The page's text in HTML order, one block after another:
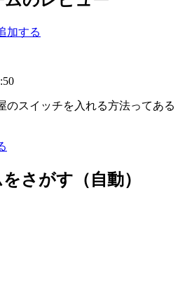
加する
のスイッチを入れる方法ってある
さがす（自動）